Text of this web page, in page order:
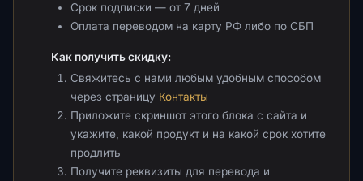
Срок подписки — от 7 дней
Оплата переводом на карту РФ либо по СБП
Как получить скидку:
Свяжитесь с нами любым удобным способом
через страницу Контакты
Приложите скриншот этого блока с сайта и
укажите, какой продукт и на какой срок хотите
продлить
Получите реквизиты для перевода и